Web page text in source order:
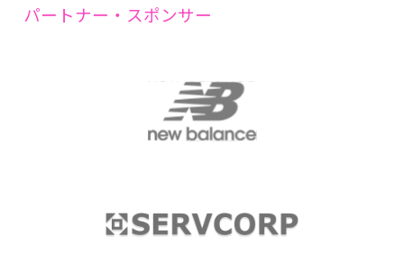
パートナー・スポンサー